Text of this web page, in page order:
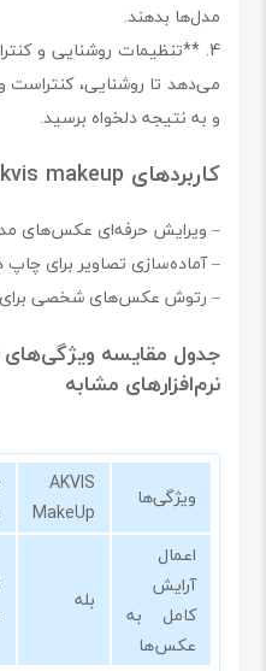
مدل‌ها بدهند.
4. **تنظیمات روشنایی و
می‌دهد تا روشنایی، کنتراست
و به نتیجه دلخواه برسید.
کاربردهای akvis makeup
– ویرایش حرفه‌ای عکس‌های مد
– آماده‌سازی تصاویر برای
– رتوش عکس‌های شخصی برای
نرم‌افزارهای مشابه
ویژگی‌ها
AKVIS
MakeUp
اعمال
آرایش
کامل به
عکس‌ها
بله